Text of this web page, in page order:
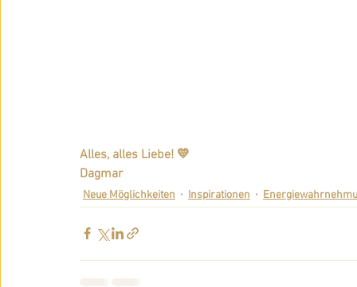
Alles, alles Liebe! 💛
Dagmar
Neue Möglichkeiten Inspirationen